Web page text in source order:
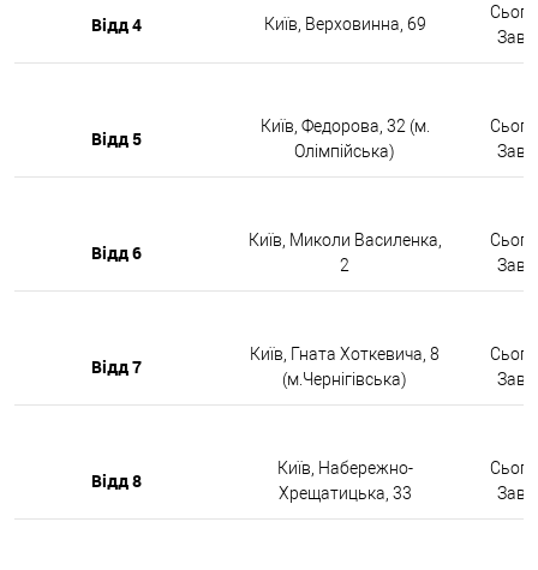
Відд 4 Київ, Верховинна, 69
Відд 5
Київ, Федорова, 32 (м.
Олімпійська)
Відд 6
Київ, Миколи Василенка,
2
Відд 7
Київ, Гната Хоткевича, 8
(м.Чернігівська)
Відд 8
Київ, Набережно-
Хрещатицька, 33